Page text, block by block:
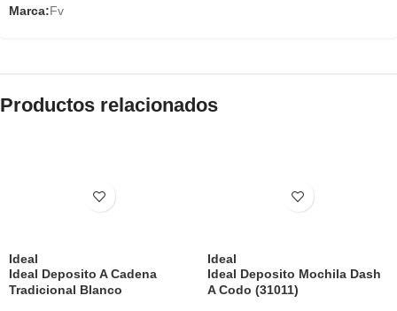
Marca:Fv
Productos relacionados
Ideal Deposito A Cadena
Tradicional Blanco
Ideal
Ideal Deposito Mochila Dash
A Codo (31011)
Ideal